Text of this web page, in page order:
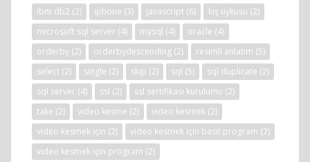
ibm db2 (2) iphone (3) javascript (6) kış uykusu (2)
microsoft sql server (4) mysql (4) oracle (4)
orderby (2) orderbydescending (2) resimli anlatım (5)
select (2) single (2) skip (2) sql (5) sql duplicate (2)
sql server (4) ssl (2) ssl sertifikası kurulumu (2)
take (2) video kesme (2) video kesmek (2)
video kesmek için (2) video kesmek için basit program (2)
video kesmek için program (2)